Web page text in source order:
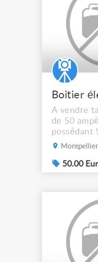
Boitier
A vendre
de 50
possédant
+ câble.
€. Aucun
Montpellier
50.00